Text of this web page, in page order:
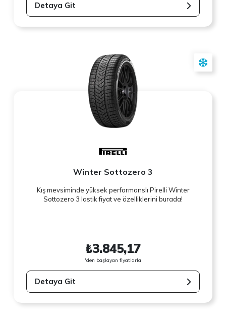
Detaya Git
Winter Sottozero 3
Kış mevsiminde yüksek performanslı Pirelli Winter
Sottozero 3 lastik fiyat ve özelliklerini burada!
₺3.845,17
'den başlayan fiyatlarla
Detaya Git